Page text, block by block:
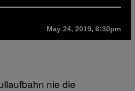
May 24, 2019, 6:30pm
nie die